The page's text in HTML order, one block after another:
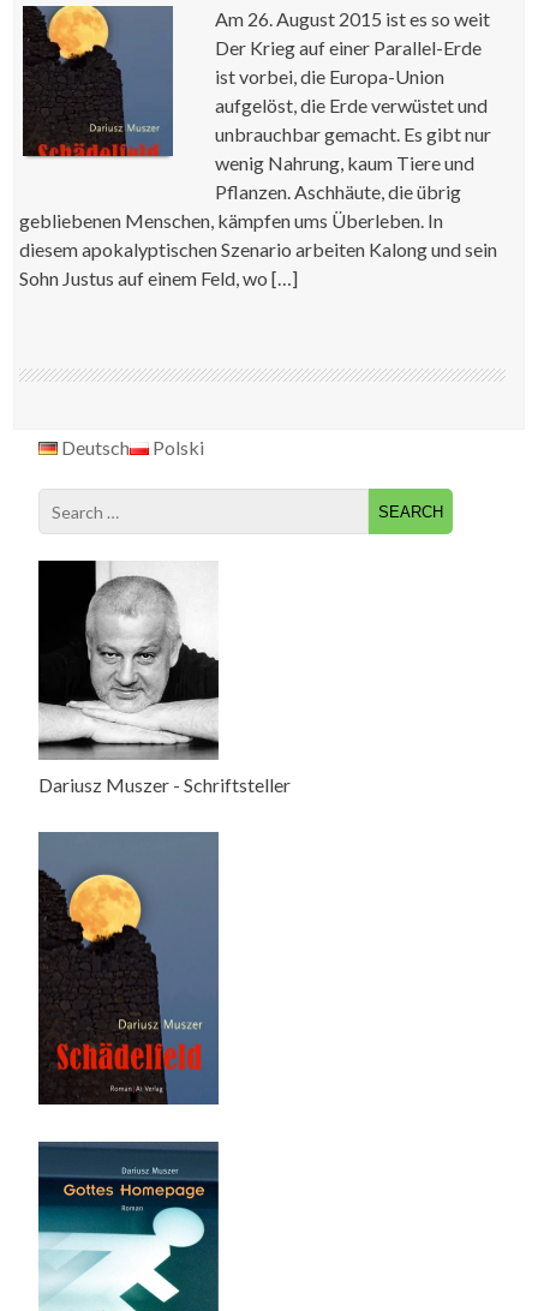
Am 26. August 2015 ist es so weit
Der Krieg auf einer Parallel-Erde
ist vorbei, die Europa-Union
aufgelöst, die Erde verwüstet und
unbrauchbar gemacht. Es gibt nur
wenig Nahrung, kaum Tiere und
Pflanzen. Aschhäute, die übrig
gebliebenen Menschen, kämpfen ums Überleben. In
diesem apokalyptischen Szenario arbeiten Kalong und sein
Sohn Justus auf einem Feld, wo […]
Deutsch Polski
Search
for:
Dariusz Muszer - Schriftsteller